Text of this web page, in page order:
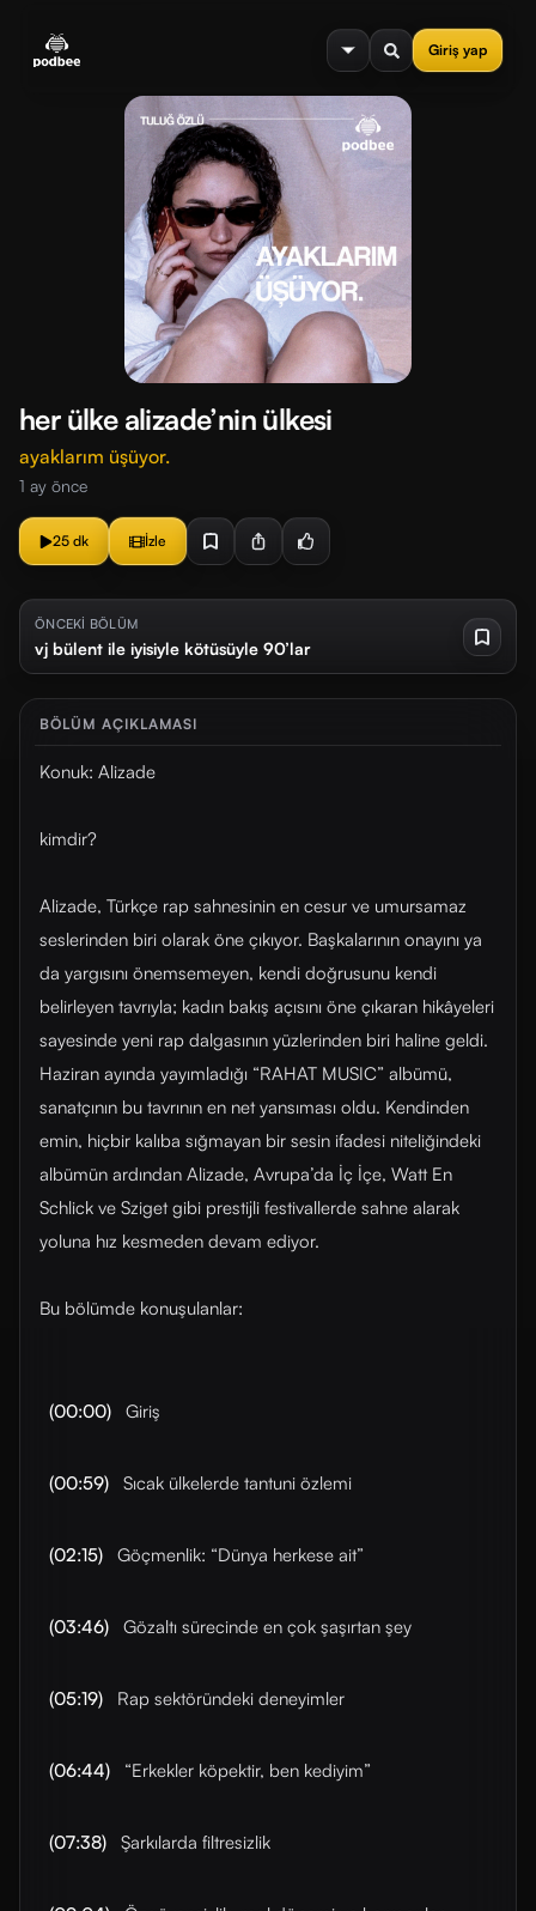
Giriş yap
menu
her ülke alizade’nin ülkesi
ayaklarım üşüyor.
1 ay önce
25 dk İzle
ÖNCEKİ BÖLÜM
vj bülent ile iyisiyle kötüsüyle 90’lar
BÖLÜM AÇIKLAMASI
Konuk: Alizade
kimdir?
Alizade, Türkçe rap sahnesinin en cesur ve umursamaz
seslerinden biri olarak öne çıkıyor. Başkalarının onayını ya
da yargısını önemsemeyen, kendi doğrusunu kendi
belirleyen tavrıyla; kadın bakış açısını öne çıkaran hikâyeleri
sayesinde yeni rap dalgasının yüzlerinden biri haline geldi.
Haziran ayında yayımladığı “RAHAT MUSIC” albümü,
sanatçının bu tavrının en net yansıması oldu. Kendinden
emin, hiçbir kalıba sığmayan bir sesin ifadesi niteliğindeki
albümün ardından Alizade, Avrupa’da İç İçe, Watt En
Schlick ve Sziget gibi prestijli festivallerde sahne alarak
yoluna hız kesmeden devam ediyor.
Bu bölümde konuşulanlar:
(00:00) Giriş
(00:59) Sıcak ülkelerde tantuni özlemi
(02:15) Göçmenlik: “Dünya herkese ait”
(03:46) Gözaltı sürecinde en çok şaşırtan şey
(05:19) Rap sektöründeki deneyimler
(06:44) “Erkekler köpektir, ben kediyim”
(07:38) Şarkılarda filtresizlik